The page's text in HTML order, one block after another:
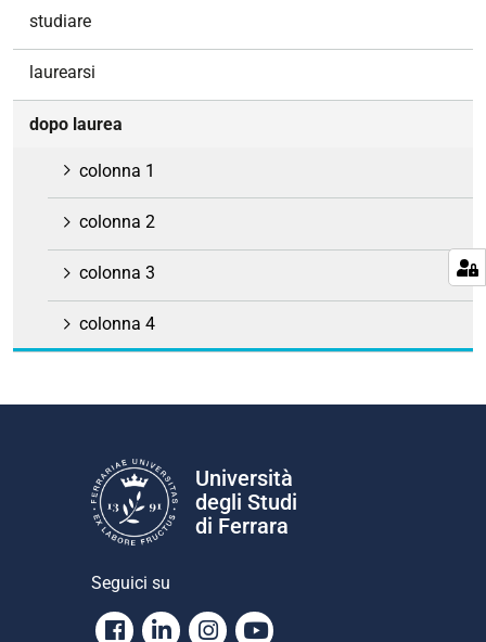
studiare
laurearsi
dopo laurea
colonna 1
colonna 2
colonna 3
colonna 4
Università
degli Studi
di Ferrara
Seguici su
Facebook
LinkedinInstagram
Youtube